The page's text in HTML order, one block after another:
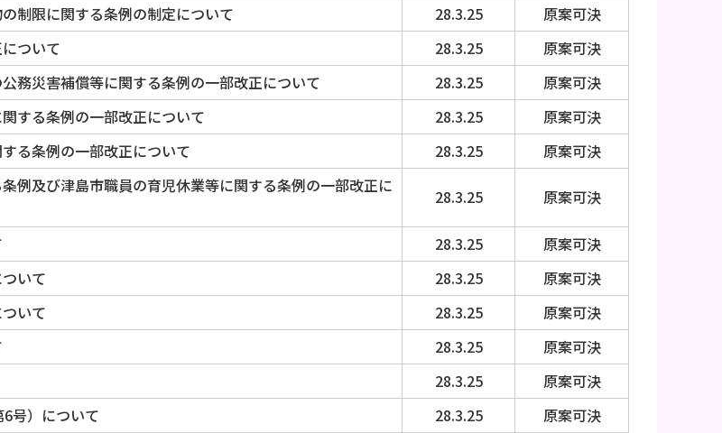
制限に関する条例の制定について 28.3.25
原案可決
ついて 28.3.25
原案可決
務災害補償等に関する条例の一部改正について 28.3.25
原案可決
する条例の一部改正について 28.3.25
原案可決
る条例の一部改正について 28.3.25 原案可決
例及び津島市職員の育児休業等に関する条例の一部改正に
28.3.25 原案可決
28.3.25
原案可決
いて 28.3.25
原案可決
いて 28.3.25
原案可決
28.3.25
原案可決
28.3.25
原案可決
号）について 28.3.25
原案可決